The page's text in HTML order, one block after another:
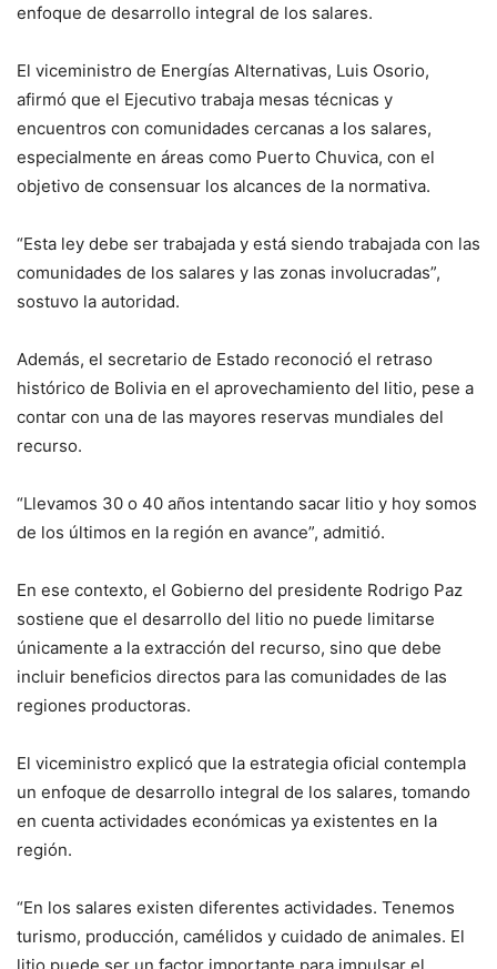
enfoque de desarrollo integral de los salares.
El viceministro de Energías Alternativas, Luis Osorio,
afirmó que el Ejecutivo trabaja mesas técnicas y
encuentros con comunidades cercanas a los salares,
especialmente en áreas como Puerto Chuvica, con el
objetivo de consensuar los alcances de la normativa.
“Esta ley debe ser trabajada y está siendo trabajada con las
comunidades de los salares y las zonas involucradas”,
sostuvo la autoridad.
Además, el secretario de Estado reconoció el retraso
histórico de Bolivia en el aprovechamiento del litio, pese a
contar con una de las mayores reservas mundiales del
recurso.
“Llevamos 30 o 40 años intentando sacar litio y hoy somos
de los últimos en la región en avance”, admitió.
En ese contexto, el Gobierno del presidente Rodrigo Paz
sostiene que el desarrollo del litio no puede limitarse
únicamente a la extracción del recurso, sino que debe
incluir beneficios directos para las comunidades de las
regiones productoras.
El viceministro explicó que la estrategia oficial contempla
un enfoque de desarrollo integral de los salares, tomando
en cuenta actividades económicas ya existentes en la
región.
“En los salares existen diferentes actividades. Tenemos
turismo, producción, camélidos y cuidado de animales. El
litio puede ser un factor importante para impulsar el